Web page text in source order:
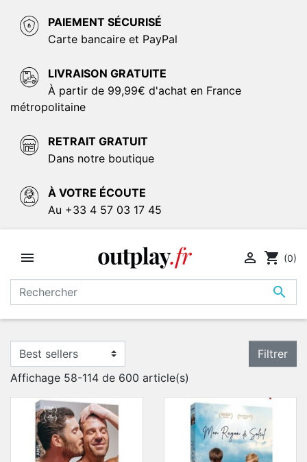
PAIEMENT SÉCURISÉ
Carte bancaire et PayPal
LIVRAISON GRATUITE
À partir de 99,99€ d'achat en France
métropolitaine
RETRAIT GRATUIT
Dans notre boutique
À VOTRE ÉCOUTE
Au +33 4 57 03 17 45


 shopping_cart (0)
Filtrer
Affichage 58-114 de 600 article(s)